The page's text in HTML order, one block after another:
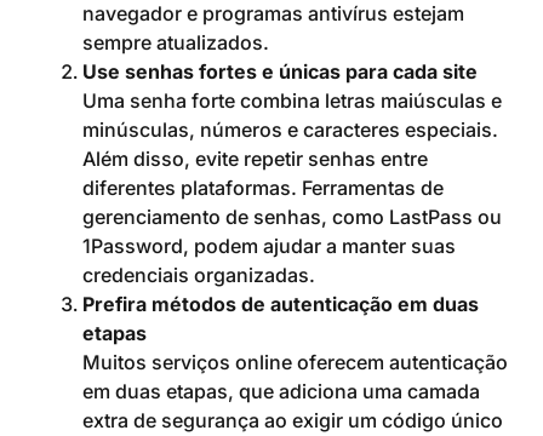
navegador e programas antivírus estejam
sempre atualizados.
Use senhas fortes e únicas para cada site
Uma senha forte combina letras maiúsculas e
minúsculas, números e caracteres especiais.
Além disso, evite repetir senhas entre
diferentes plataformas. Ferramentas de
gerenciamento de senhas, como LastPass ou
1Password, podem ajudar a manter suas
credenciais organizadas.
Prefira métodos de autenticação em duas
etapas
Muitos serviços online oferecem autenticação
em duas etapas, que adiciona uma camada
extra de segurança ao exigir um código único